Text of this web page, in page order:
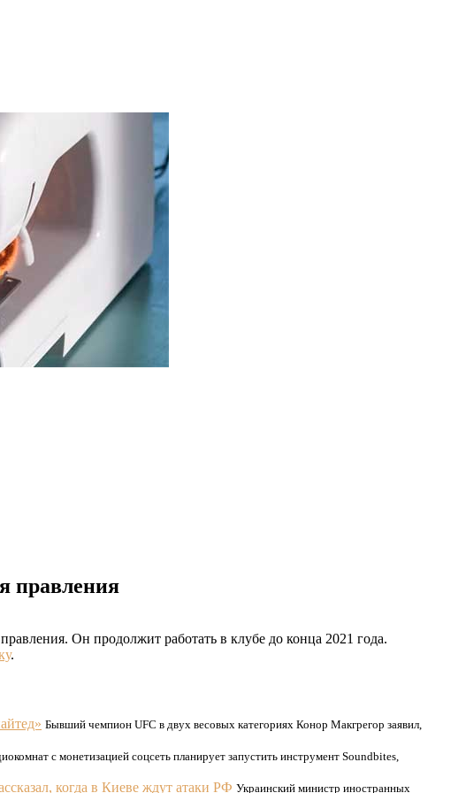
правления
Он продолжит работать в клубе до конца 2021 года.
.
Бывший чемпион UFC в двух весовых категориях Конор Макгрегор заявил,
с монетизацией соцсеть планирует запустить инструмент Soundbites,
когда в Киеве ждут атаки РФ Украинский министр иностранных